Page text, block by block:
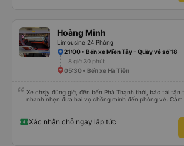
Hoàng Minh
Limousine 24 Phòng
21:00 • Bến xe Miền Tây - Quầy vé số 18
8 giờ 30 phút
05:30 • Bến xe Hà Tiên
Xe chsjy đúng giờ, đến bến Phà Thạnh thới, bác tài tận
nhanh nhẹn đưa hai vợ chồng mình đến phòng vé.
Xác nhận chỗ ngay lập tức